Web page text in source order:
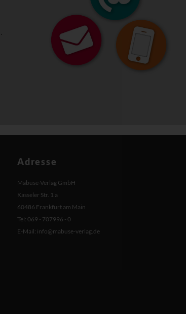
Adresse
Mabuse-Verlag GmbH
Kasseler Str. 1 a
60486 Frankfurt am Main
Tel: 069 - 707996 - 0
E-Mail: info@mabuse-verlag.de